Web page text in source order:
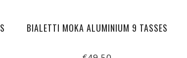
BIALETTI MOKA ALUMINIUM 9 TASSES